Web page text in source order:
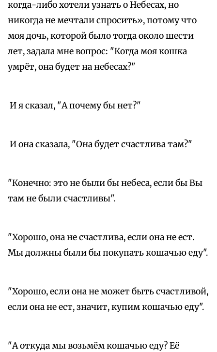
когда-либо хотели узнать о Небесах, но
никогда не мечтали спросить», потому что
моя дочь, которой было тогда около шести
лет, задала мне вопрос: "Когда моя кошка
умрёт, она будет на небесах?"
И я сказал, "А почему бы нет?"
И она сказала, "Она будет счастлива там?"
"Конечно: это не были бы небеса, если бы Вы
там не были счастливы".
"Хорошо, она не счастлива, если она не ест.
Мы должны были бы покупать кошачью еду".
"Хорошо, если она не может быть счастливой,
если она не ест, значит, купим кошачью еду".
"А откуда мы возьмём кошачью еду? Её